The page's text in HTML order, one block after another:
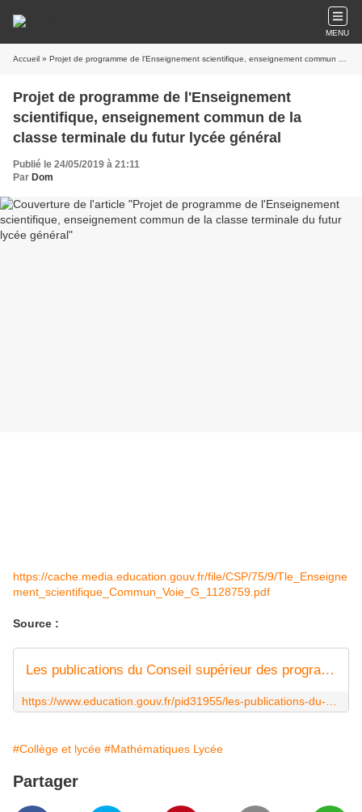
MENU
Accueil » Projet de programme de l'Enseignement scientifique, enseignement commun de la classe terminale du futur lycée général
Projet de programme de l'Enseignement
scientifique, enseignement commun de la
classe terminale du futur lycée général
Publié le 24/05/2019 à 21:11
Par Dom
https://cache.media.education.gouv.fr/file/CSP/75/9/Tle_Enseigne
ment_scientifique_Commun_Voie_G_1128759.pdf
Source :
Les publications du Conseil supérieur des programmes (CSP)
#Collège et lycée #Mathématiques Lycée
Partager